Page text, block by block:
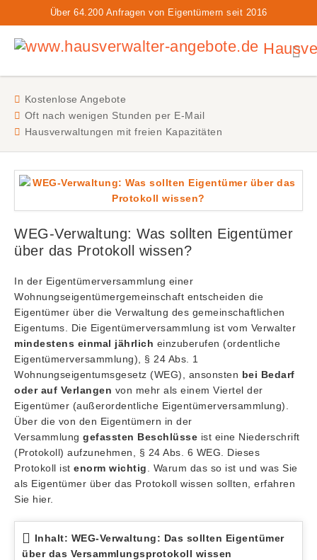
Über 64.200 Anfragen von Eigentümern seit 2016
Kostenlose Angebote
Oft nach wenigen Stunden per E-Mail
Hausverwaltungen mit freien Kapazitäten
WEG-Verwaltung: Was sollten Eigentümer
über das Protokoll wissen?
In der Eigentümerversammlung einer
Wohnungseigentümergemeinschaft entscheiden die
Eigentümer über die Verwaltung des gemeinschaftlichen
Eigentums. Die Eigentümerversammlung ist vom Verwalter
mindestens einmal jährlich einzuberufen (ordentliche
Eigentümerversammlung), § 24 Abs. 1
Wohnungseigentumsgesetz (WEG), ansonsten bei Bedarf
oder auf Verlangen von mehr als einem Viertel der
Eigentümer (außerordentliche Eigentümerversammlung).
Über die von den Eigentümern in der
Versammlung gefassten Beschlüsse ist eine Niederschrift
(Protokoll) aufzunehmen, § 24 Abs. 6 WEG. Dieses
Protokoll ist enorm wichtig . Warum das so ist und was Sie
als Eigentümer über das Protokoll wissen sollten, erfahren
Sie hier.
Inhalt: WEG-Verwaltung: Das sollten Eigentümer
über das Versammlungsprotokoll wissen